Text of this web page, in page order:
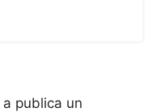
publica un